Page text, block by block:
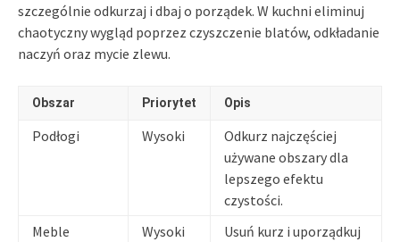
szczególnie odkurzaj i dbaj o porządek. W kuchni eliminuj
chaotyczny wygląd poprzez czyszczenie blatów, odkładanie
naczyń oraz mycie zlewu.
Obszar Priorytet Opis
Podłogi Wysoki
Odkurz najczęściej
używane obszary dla
lepszego efektu
czystości.
Meble
Wysoki
Usuń kurz i uporządkuj